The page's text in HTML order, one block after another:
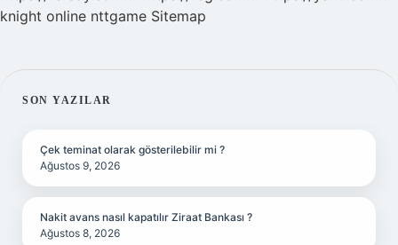
knight online nttgame Sitemap
SIDEBAR
SON YAZILAR
Çek teminat olarak gösterilebilir mi ?
Ağustos 9, 2026
Nakit avans nasıl kapatılır Ziraat Bankası ?
Ağustos 8, 2026